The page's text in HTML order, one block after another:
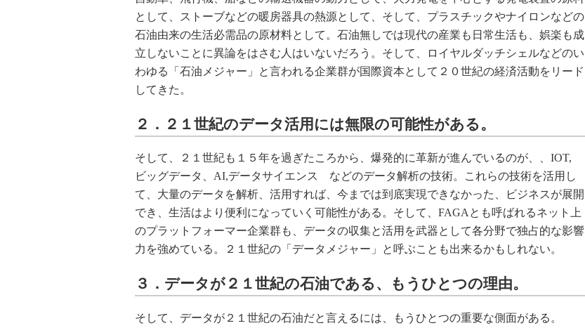
として、ストーブなどの暖房器具の熱源として、そして、プラスチックやナイロンなどの
石油由来の生活必需品の原材料として。石油無しでは現代の産業も日常生活も、娯楽も成
立しないことに異論をはさむ人はいないだろう。そして、ロイヤルダッチシェルなどのい
わゆる「石油メジャー」と言われる企業群が国際資本として２０世紀の経済活動をリード
してきた。
２．２１世紀のデータ活用には無限の可能性がある。
そして、２１世紀も１５年を過ぎたころから、爆発的に革新が進んでいるのが、、IOT,
ビッグデータ、AI,データサイエンス などのデータ解析の技術。これらの技術を活用し
て、大量のデータを解析、活用すれば、今までは到底実現できなかった、ビジネスが展開
でき、生活はより便利になっていく可能性がある。そして、FAGAとも呼ばれるネット上
のプラットフォーマー企業群も、データの収集と活用を武器として各分野で独占的な影響
力を強めている。２１世紀の「データメジャー」と呼ぶことも出来るかもしれない。
３．データが２１世紀の石油である、もうひとつの理由。
そして、データが２１世紀の石油だと言えるには、もうひとつの重要な側面がある。